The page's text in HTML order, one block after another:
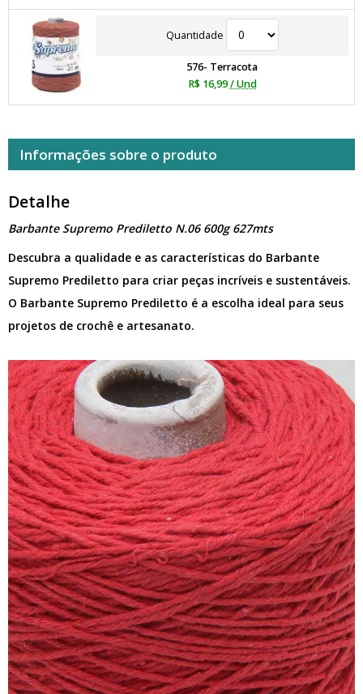
Quantidade
576- Terracota
R$ 16,99 / Und
Informações sobre o produto
Detalhe
Barbante Supremo Prediletto N.06 600g 627mts
Descubra a qualidade e as características do Barbante
Supremo Prediletto para criar peças incríveis e sustentáveis.
O Barbante Supremo Prediletto é a escolha ideal para seus
projetos de crochê e artesanato.